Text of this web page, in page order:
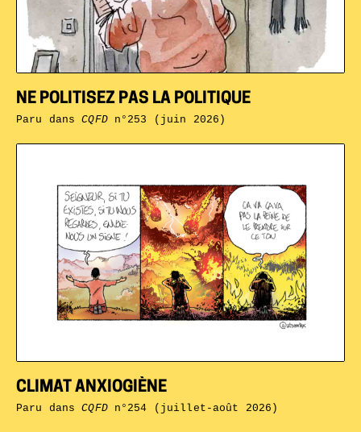
CLIMAT ANXIOGIÈNE
Paru dansCQFDn°254 (juillet-août 2026)
NE POLITISEZ PAS LA POLITIQUE
Paru dansCQFDn°253 (juin 2026)